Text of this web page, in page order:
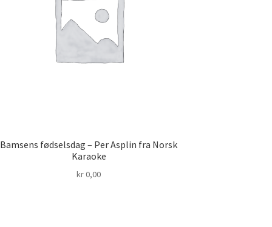
Bamsens fødselsdag – Per Asplin fra Norsk
Karaoke
kr0,00